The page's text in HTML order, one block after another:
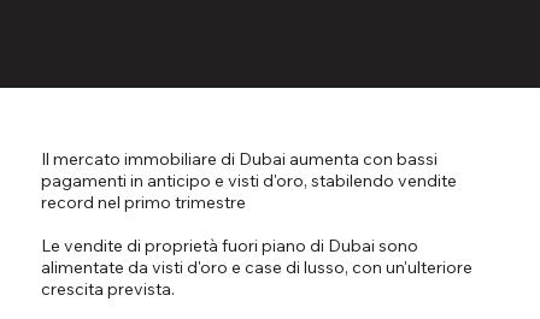
Il mercato immobiliare di Dubai aumenta con bassi
pagamenti in anticipo e visti d'oro, stabilendo vendite
record nel primo trimestre
Le vendite di proprietà fuori piano di Dubai sono
alimentate da visti d'oro e case di lusso, con un'ulteriore
crescita prevista.